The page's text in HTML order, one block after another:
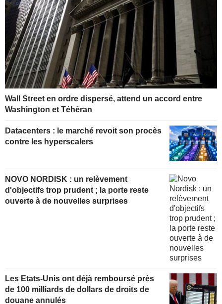
Wall Street en ordre dispersé, attend un accord entre
Washington et Téhéran
Datacenters : le marché revoit son procès
contre les hyperscalers
NOVO NORDISK : un relèvement
d'objectifs trop prudent ; la porte reste
ouverte à de nouvelles surprises
Les Etats-Unis ont déjà remboursé près
de 100 milliards de dollars de droits de
douane annulés